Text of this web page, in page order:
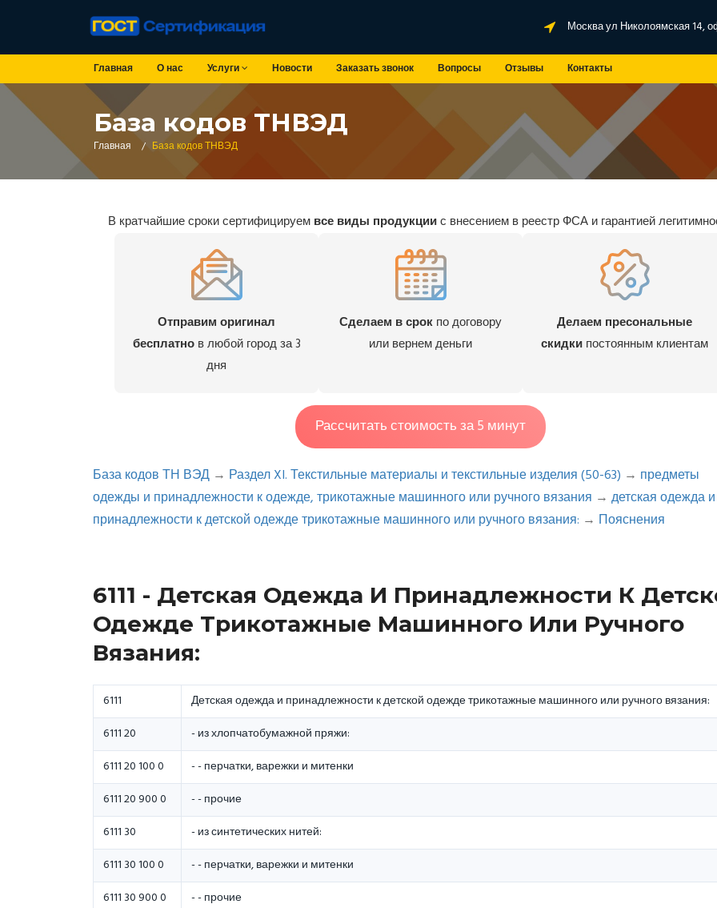
Москва ул Николоямская 14,
Главная О нас Услуги Новости Заказать звонок Вопросы Отзывы Контакты
База кодов ТНВЭД
Главная / База кодов ТНВЭД
В кратчайшие сроки сертифицируем все виды продукциис внесением в реестр ФСА и гарантией
Отправим оригинал
бесплатнов любой город за 3
дня
Сделаем в срок по договору
или вернем деньги
Делаем пресональные
скидки постоянным клиентам
Рассчитать стоимость за 5 минут
База кодов ТН ВЭД→ Раздел XI. Текстильные материалы и текстильные изделия (50-63) → предметы
одежды и принадлежности к одежде, трикотажные машинного или ручного вязания → детская одежда и
принадлежности к детской одежде трикотажные машинного или ручного вязания: → Пояснения
6111 - Детская Одежда И Принадлежности К
Одежде Трикотажные Машинного Или Ручного
Вязания:
6111
Детская одежда и принадлежности к детской одежде трикотажные машинного или ручного вязания:
6111 20
- из хлопчатобумажной пряжи:
6111 20 100 0
- - перчатки, варежки и митенки
6111 20 900 0
- - прочие
6111 30
- из синтетических нитей:
6111 30 100 0
- - перчатки, варежки и митенки
6111 30 900 0
- - прочие